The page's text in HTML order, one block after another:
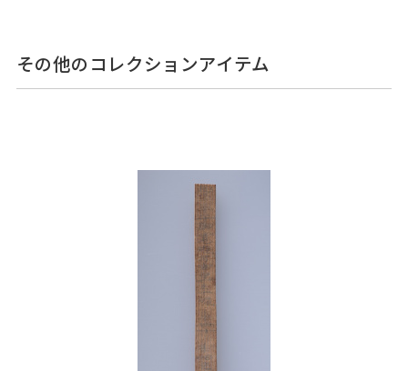
その他のコレクションアイテム